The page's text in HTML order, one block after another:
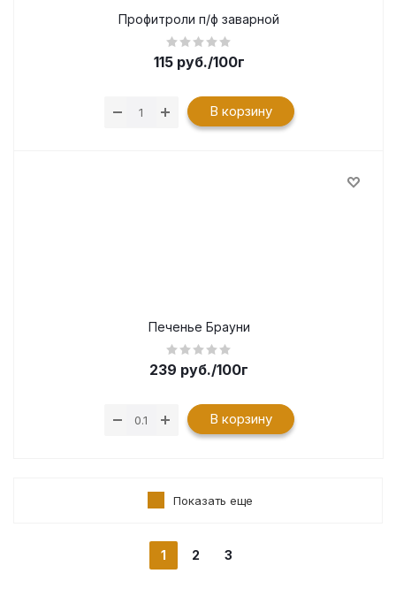
Профитроли п/ф заварной
115руб./100г
В корзину
Печенье Брауни
239 руб./100г
В корзину
Показать еще
1 2 3